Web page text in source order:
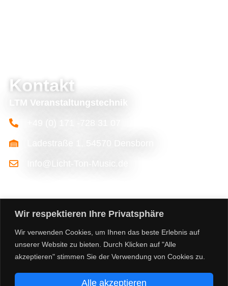
Wir respektieren Ihre Privatsphäre
Wir verwenden Cookies, um Ihnen das beste Erlebnis auf
unserer Website zu bieten. Durch Klicken auf "Alle
akzeptieren" stimmen Sie der Verwendung von Cookies zu.
Alle akzeptieren
Kontakt
LTM Veranstaltungstechnik
©2026 licht-ton-music.de